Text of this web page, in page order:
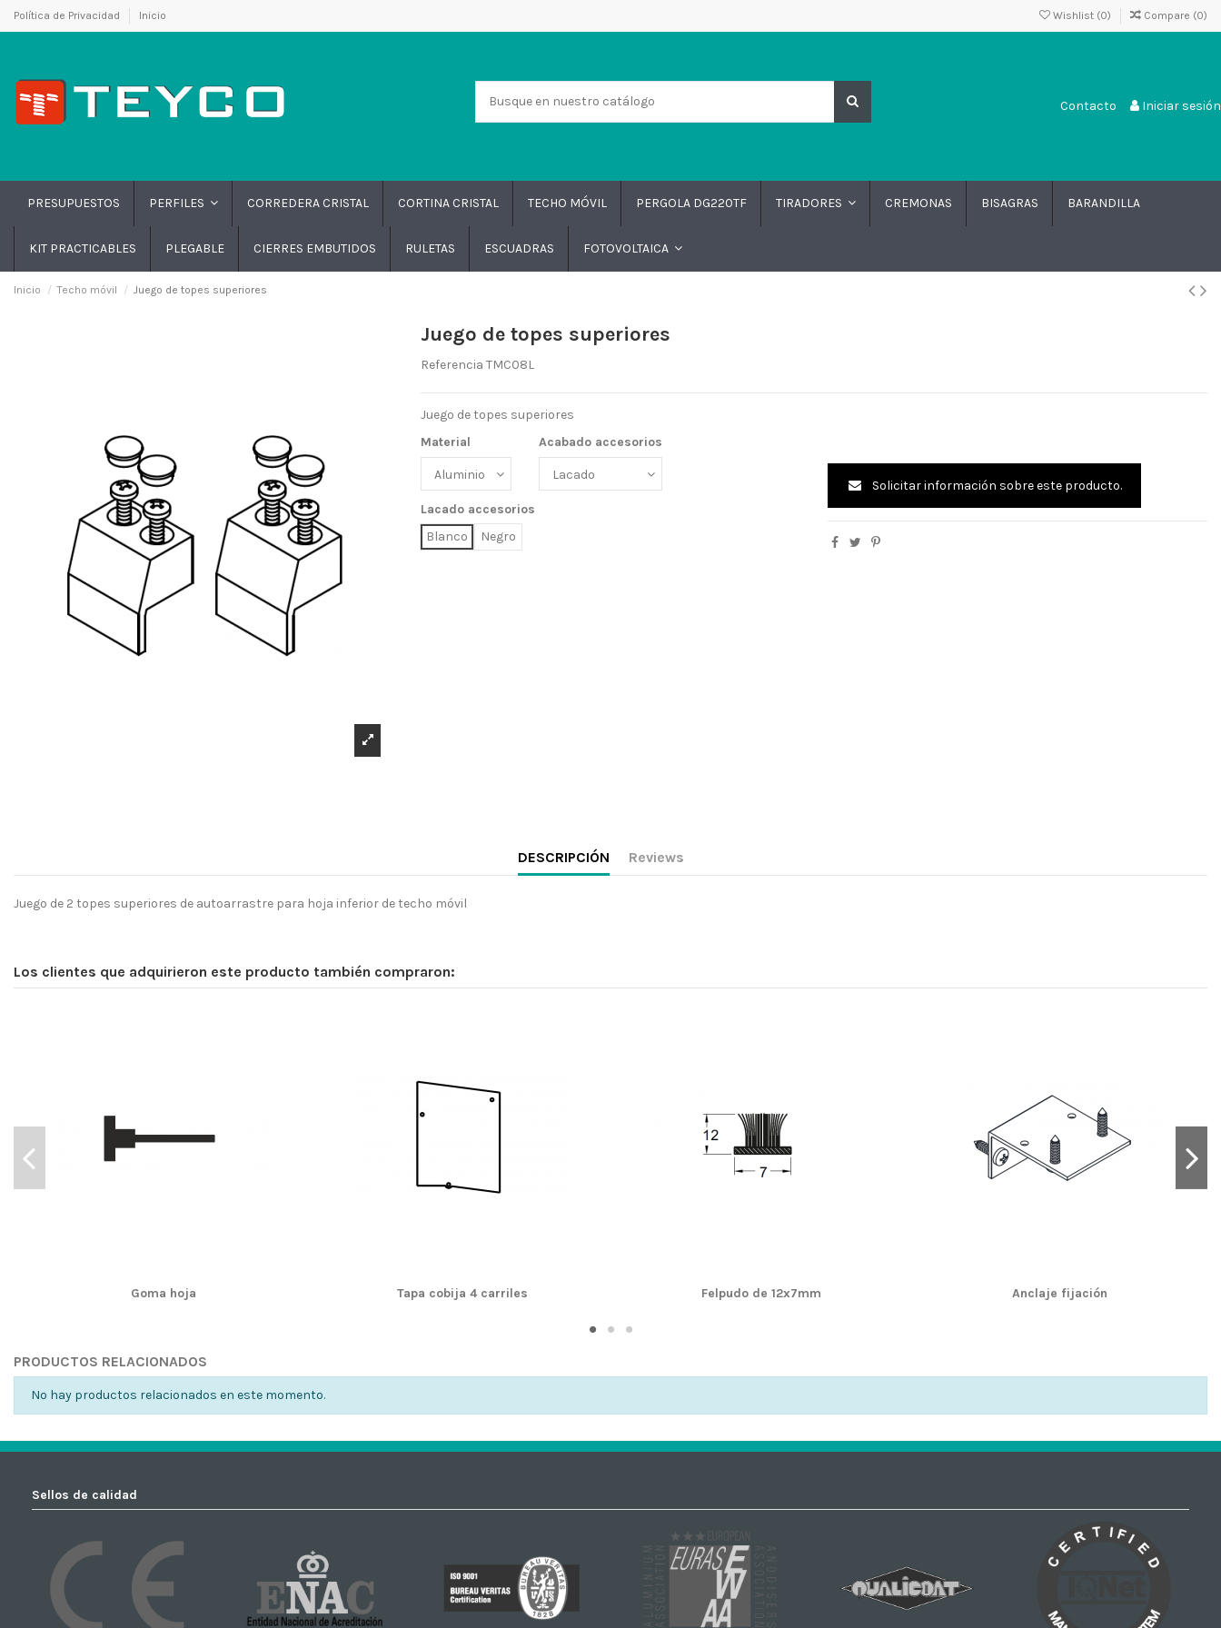
Política de Privacidad Inicio Wishlist (0) Compare (0)
Contacto Iniciar sesión
PRESUPUESTOS PERFILES CORREDERA CRISTAL CORTINA CRISTAL TECHO MÓVIL PERGOLA DG220TF TIRADORES CREMONAS BISAGRAS BARANDILLA
KIT PRACTICABLES PLEGABLE CIERRES EMBUTIDOS RULETAS ESCUADRAS FOTOVOLTAICA
Inicio Techo móvil Juego de topes superiores
Juego de topes superiores
Referencia TMC08L
Juego de topes superiores
Material
Acabado accesorios
Lacado accesorios
Blanco
Negro
Solicitar información sobre este producto.
DESCRIPCIÓN Reviews
Juego de 2 topes superiores de autoarrastre para hoja inferior de techo móvil
Los clientes que adquirieron este producto también compraron:
Goma hoja Tapa cobija 4 carriles Felpudo de 12x7mm Anclaje fijación
PRODUCTOS RELACIONADOS
No hay productos relacionados en este momento.
Sellos de calidad